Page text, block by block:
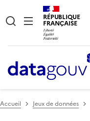
RÉPUBLIQUE
FRANÇAISE
Accueil Jeux de données